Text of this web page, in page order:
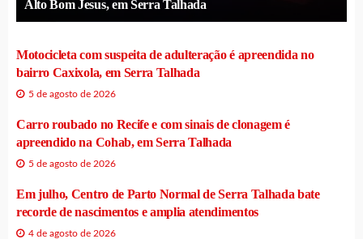
Alto Bom Jesus, em Serra Talhada
Motocicleta com suspeita de adulteração é apreendida no
bairro Caxixola, em Serra Talhada
5 de agosto de 2026
Carro roubado no Recife e com sinais de clonagem é
apreendido na Cohab, em Serra Talhada
5 de agosto de 2026
Em julho, Centro de Parto Normal de Serra Talhada bate
recorde de nascimentos e amplia atendimentos
4 de agosto de 2026